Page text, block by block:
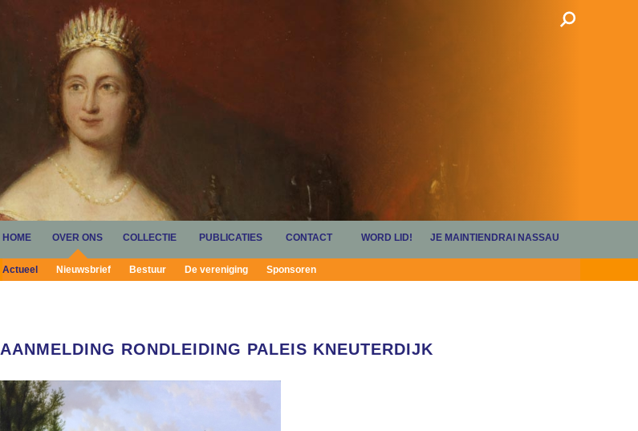
HOME OVER ONS
Actueel Nieuwsbrief Bestuur De vereniging Sponsoren
COLLECTIE PUBLICATIES CONTACT WORD LID! JE MAINTIENDRAI NASSAU
AANMELDING RONDLEIDING PALEIS KNEUTERDIJK